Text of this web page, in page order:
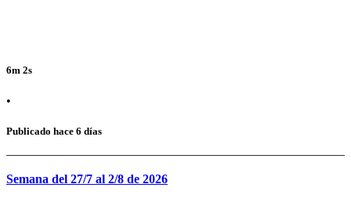
6m 2s
•
Publicado hace 6 días
Semana del 27/7 al 2/8 de 2026